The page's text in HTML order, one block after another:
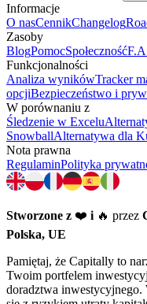
Informacje
O nasCennikChangelog
Zasoby
BlogPomocSpołeczność
Funkcjonalności
Analiza wynikówTracker
opcjiBezpieczeństwo i
W porównaniu z
Śledzenie w Excelu
SnowballAlternatywa dla
Nota prawna
RegulaminPolityka
Stworzone z ❤️ i 🔥 przez
Polska, UE
Pamiętaj, że Capitally to
Twoim portfelem
doradztwa inwestycyjnego.